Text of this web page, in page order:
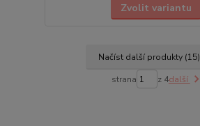
Zvolit variantu
Načíst další produkty (15)
strana z 4další